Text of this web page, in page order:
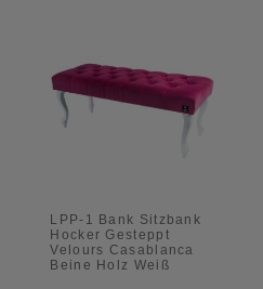
LPP-1 Bank Sitzbank
Hocker Gesteppt
Velours Casablanca
Beine Holz Weiß